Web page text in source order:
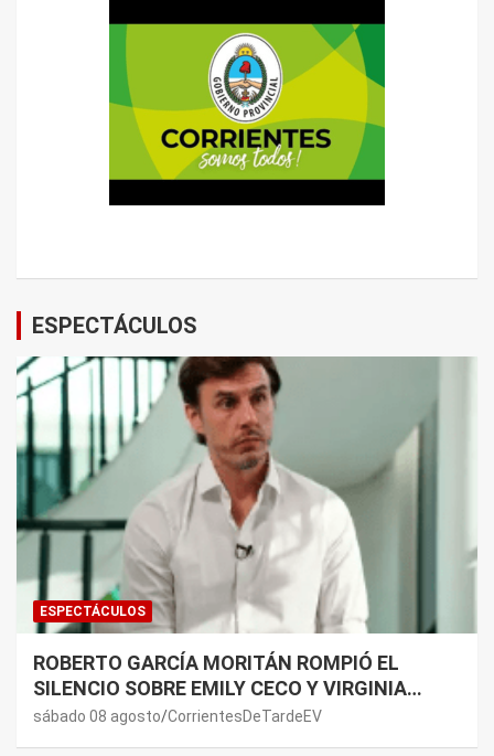
ESPECTÁCULOS
ESPECTÁCULOS
ROBERTO GARCÍA MORITÁN ROMPIÓ EL
SILENCIO SOBRE EMILY CECO Y VIRGINIA
GALLARDO: “DEDÍQUENSE A SUS VIDAS”
sábado 08 agosto CorrientesDeTardeEV